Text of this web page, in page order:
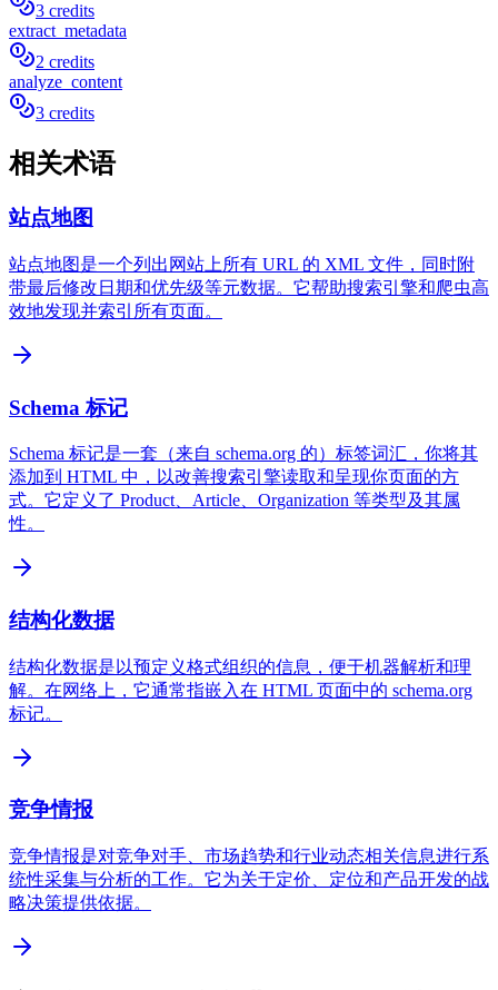
3 credits
extract_metadata
2 credits
analyze_content
3 credits
相关术语
站点地图
站点地图是一个列出网站上所有 URL 的 XML 文件，同时附
带最后修改日期和优先级等元数据。它帮助搜索引擎和爬虫高
效地发现并索引所有页面。
Schema 标记
Schema 标记是一套（来自 schema.org 的）标签词汇，你将其
添加到 HTML 中，以改善搜索引擎读取和呈现你页面的方
式。它定义了 Product、Article、Organization 等类型及其属
性。
结构化数据
结构化数据是以预定义格式组织的信息，便于机器解析和理
解。在网络上，它通常指嵌入在 HTML 页面中的 schema.org
标记。
竞争情报
竞争情报是对竞争对手、市场趋势和行业动态相关信息进行系
统性采集与分析的工作。它为关于定价、定位和产品开发的战
略决策提供依据。